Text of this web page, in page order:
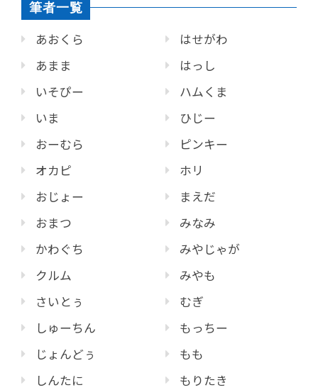
筆者一覧
あおくら
あまま
いそぴー
いま
おーむら
オカピ
おじょー
おまつ
かわぐち
クルム
さいとぅ
しゅーちん
じょんどぅ
しんたに
はせがわ
はっし
ハムくま
ひじー
ピンキー
ホリ
まえだ
みなみ
みやじゃが
みやも
むぎ
もっちー
もも
もりたき